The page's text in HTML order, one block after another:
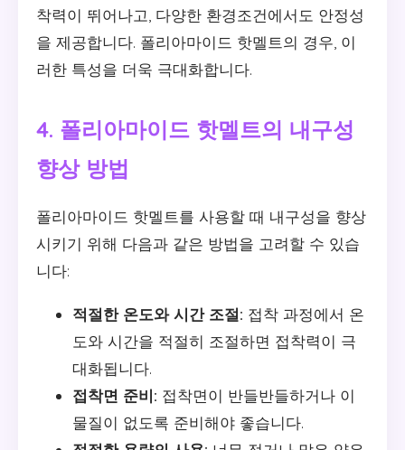
착력이 뛰어나고, 다양한 환경조건에서도 안정성
을 제공합니다. 폴리아마이드 핫멜트의 경우, 이
러한 특성을 더욱 극대화합니다.
4. 폴리아마이드 핫멜트의 내구성
향상 방법
폴리아마이드 핫멜트를 사용할 때 내구성을 향상
시키기 위해 다음과 같은 방법을 고려할 수 있습
니다:
적절한 온도와 시간 조절: 접착 과정에서 온
도와 시간을 적절히 조절하면 접착력이 극
대화됩니다.
접착면 준비: 접착면이 반들반들하거나 이
물질이 없도록 준비해야 좋습니다.